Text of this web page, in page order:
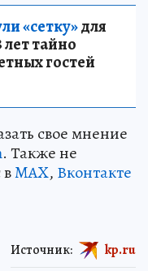
«сетку»для
тайно
гостей
свое мнение
. Также не
MAX, Вконтакте
Источник: kp.ru